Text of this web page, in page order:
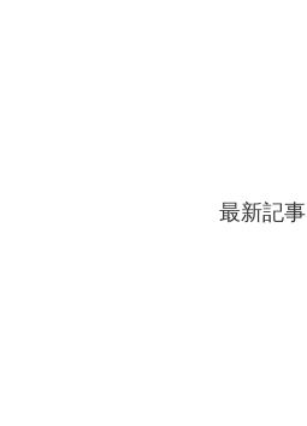
最新記事